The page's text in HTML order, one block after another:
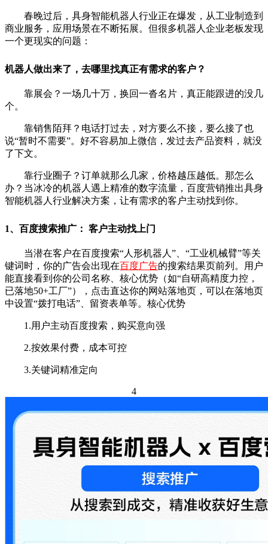
春晚过后，具身智能机器人行业正在爆发，从工业制造到
商业服务，应用场景在不断拓展。但很多机器人企业老板发现
一个更现实的问题：
机器人做出来了，去哪里找真正有需求的客户？
靠展会？一场几十万，换回一沓名片，真正能跟进的没几
个。
靠销售陌拜？电话打过去，对方要么不接，要么接了也
说“暂时不需要”。好不容易加上微信，发过去产品资料，就没
了下文。
靠行业圈子？订单就那么几家，价格越压越低。 那怎么
办？当冰冷的机器人遇上精准的数字流量，百度营销推出具身
智能机器人行业解决方案，让有需求的客户主动找到你。
1、百度搜索推广： 客户主动找上门
当潜在客户在百度搜索“人形机器人”、“工业机械臂”等关
键词时，你的广告会出现在百度广告的搜索结果页前列。用户
能直接看到你的公司名称、核心优势（如“自研高精度力控，
已落地50+工厂”），点击直达你的网站落地页，可以在落地页
中设置“拨打电话”、留资表单等。 核心优势
1.用户主动百度搜索，购买意向强
2.按效果付费，成本可控
3.关键词精准定向
4